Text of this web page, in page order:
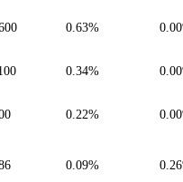
0.63%
0.34%
0.22%
0.09%